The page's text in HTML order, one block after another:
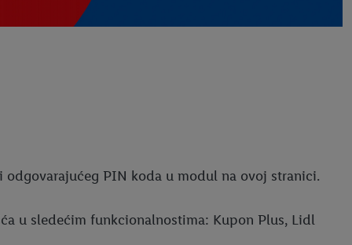
PIN koda u modul na ovoj stranici.
u sledećim funkcionalnostima: Kupon Plus, Lidl